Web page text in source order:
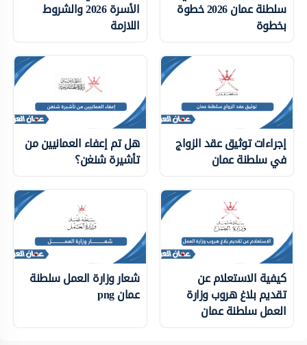
سلطنة عمان 2026 خطوة
بخطوة
الأسرة 2026 والشروط
اللازمة
إجراءات توثيق عقد الزواج
في سلطنة عمان
هل تم إعفاء العمانيين من
تأشيرة شنغن؟
كيفية الاستعلام عن
تقديم بلاغ هروب وزارة
العمل سلطنة عمان
شعار وزارة العمل سلطنة
عمان png